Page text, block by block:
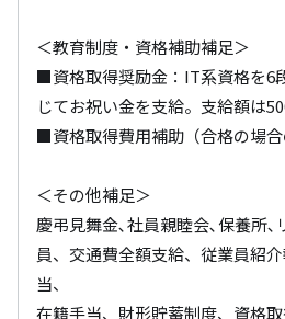
＜教育制度・資格補助補足＞
■資格取得奨励金：IT系資格を6
じてお祝い金を支給。支給額は
■資格取得費用補助（合格の場合
＜その他補足＞
慶弔見舞金､社員親睦会､保養所､
員、交通費全額支給、従業員紹
当、
在籍手当、財形貯蓄制度、資格